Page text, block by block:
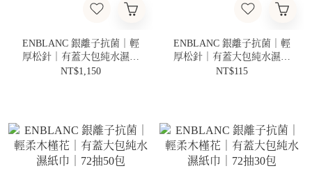
ENBLANC 銀離子抗菌｜輕
厚松針｜有蓋大包純水濕紙
巾｜72抽10包
NT$1,150
ENBLANC 銀離子抗菌｜輕
厚松針｜有蓋大包純水濕紙
巾｜72抽
NT$115